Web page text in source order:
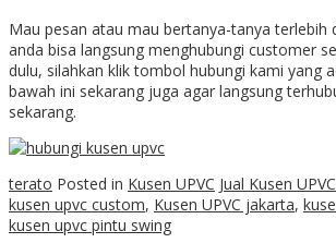
Mau pesan atau mau bertanya-tanya terlebih
anda bisa langsung menghubungi customer
dulu, silahkan klik tombol hubungi kami yang
bawah ini sekarang juga agar langsung
sekarang.
terato Posted in Kusen UPVC Jual Kusen UPVC
kusen upvc custom, Kusen UPVC jakarta,
kusen upvc pintu swing